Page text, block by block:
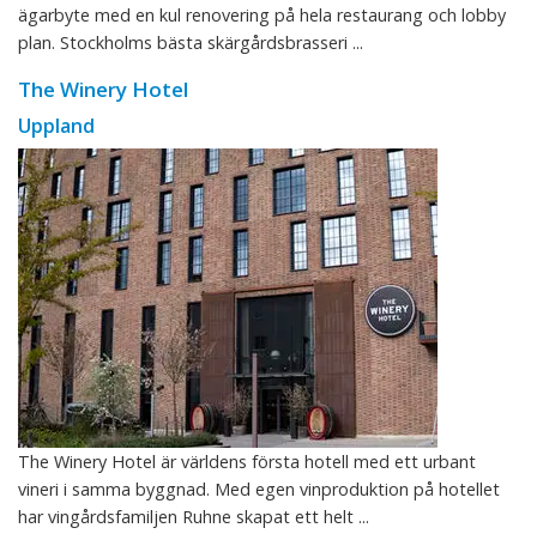
ägarbyte med en kul renovering på hela restaurang och lobby
plan. Stockholms bästa skärgårdsbrasseri ...
The Winery Hotel
Uppland
The Winery Hotel är världens första hotell med ett urbant
vineri i samma byggnad. Med egen vinproduktion på hotellet
har vingårdsfamiljen Ruhne skapat ett helt ...